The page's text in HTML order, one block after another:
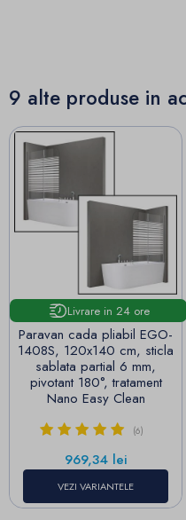
9 alte produse in
Livrare in 24 ore
Paravan cada pliabil EGO-
1408S, 120x140 cm, sticla
sablata partial 6 mm,
pivotant 180°, tratament
Nano Easy Clean
(6)
Pret
969,34 lei
VEZI VARIANTELE